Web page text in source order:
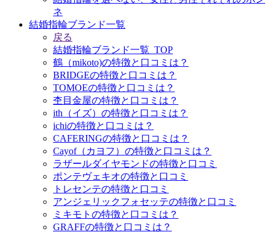
ネ
結婚指輪ブランド一覧
戻る
結婚指輪ブランド一覧_TOP
鶴（mikoto)の特徴と口コミは？
BRIDGEの特徴と口コミは？
TOMOEの特徴と口コミは？
杢目金屋の特徴と口コミは？
ith（イズ）の特徴と口コミは？
ichiの特徴と口コミは？
CAFERINGの特徴と口コミは？
Cayof（カヨフ）の特徴と口コミは？
ラザールダイヤモンドの特徴と口コミ
ポンテヴェキオの特徴と口コミ
トレセンテの特徴と口コミ
アンジェリックフォセッテの特徴と口コミ
ミキモトの特徴と口コミは？
GRAFFの特徴と口コミは？